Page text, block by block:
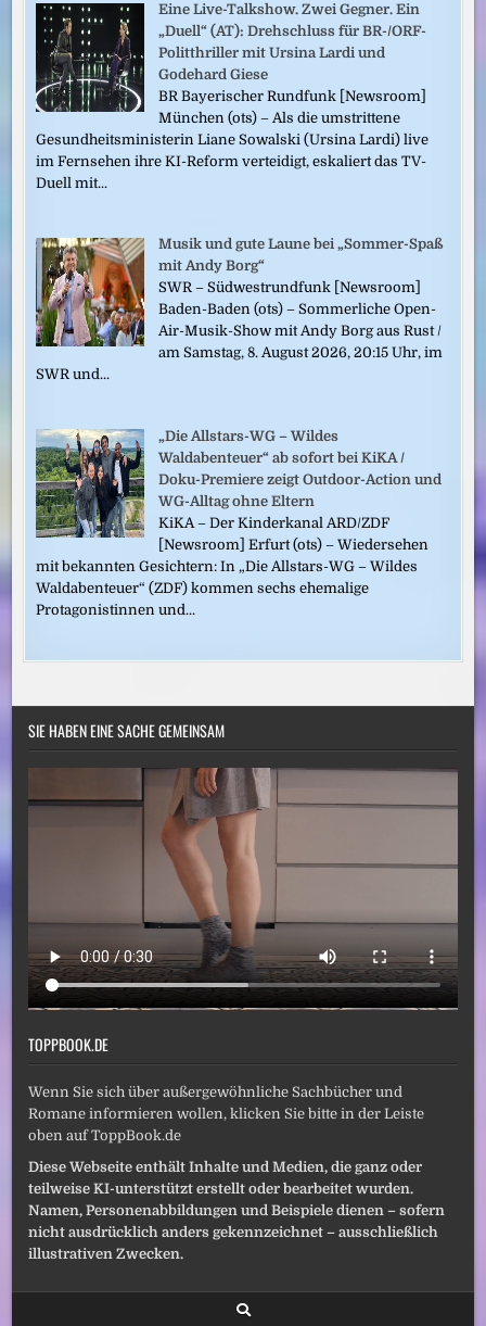
Eine Live-Talkshow. Zwei Gegner. Ein
„Duell“ (AT): Drehschluss für BR-/ORF-
Politthriller mit Ursina Lardi und
Godehard Giese
BR Bayerischer Rundfunk [Newsroom]
München (ots) – Als die umstrittene
Gesundheitsministerin Liane Sowalski (Ursina Lardi) live
im Fernsehen ihre KI-Reform verteidigt, eskaliert das TV-
Duell mit...
Musik und gute Laune bei „Sommer-Spaß
mit Andy Borg“
SWR – Südwestrundfunk [Newsroom]
Baden-Baden (ots) – Sommerliche Open-
Air-Musik-Show mit Andy Borg aus Rust /
am Samstag, 8. August 2026, 20:15 Uhr, im
SWR und...
„Die Allstars-WG – Wildes
Waldabenteuer“ ab sofort bei KiKA /
Doku-Premiere zeigt Outdoor-Action und
WG-Alltag ohne Eltern
KiKA – Der Kinderkanal ARD/ZDF
[Newsroom] Erfurt (ots) – Wiedersehen
mit bekannten Gesichtern: In „Die Allstars-WG – Wildes
Waldabenteuer“ (ZDF) kommen sechs ehemalige
Protagonistinnen und...
SIE HABEN EINE SACHE GEMEINSAM
TOPPBOOK.DE
Wenn Sie sich über außergewöhnliche Sachbücher und
Romane informieren wollen, klicken Sie bitte in der Leiste
oben auf ToppBook.de
Diese Webseite enthält Inhalte und Medien, die ganz oder
teilweise KI-unterstützt erstellt oder bearbeitet wurden.
Namen, Personenabbildungen und Beispiele dienen – sofern
nicht ausdrücklich anders gekennzeichnet – ausschließlich
illustrativen Zwecken.